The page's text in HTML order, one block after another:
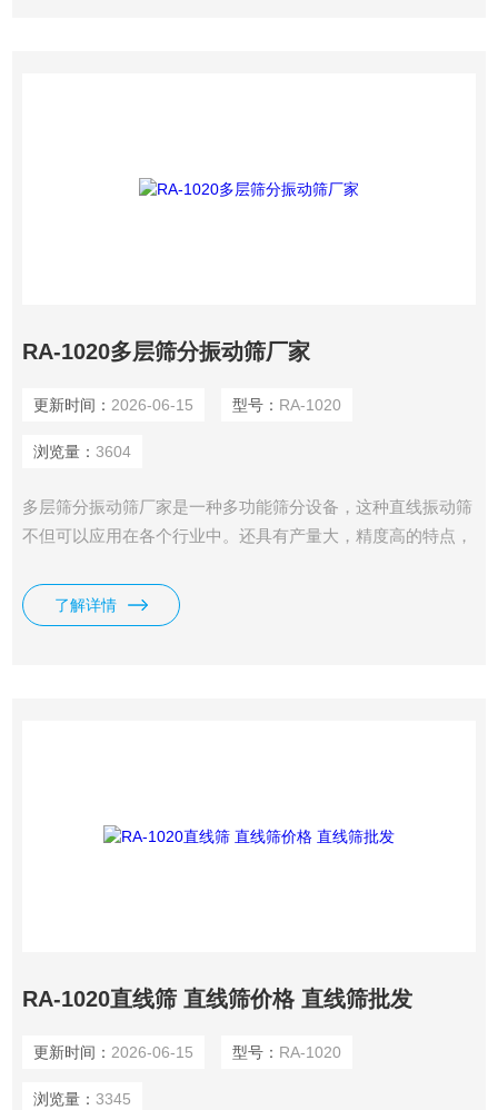
RA-1020多层筛分振动筛厂家
更新时间： 2026-06-15 型号： RA-1020
浏览量： 3604
多层筛分振动筛厂家是一种多功能筛分设备，这种直线振动筛
不但可以应用在各个行业中。还具有产量大，精度高的特点，
筛|直线筛|旋振筛
了解详情
RA-1020直线筛 直线筛价格 直线筛批发
更新时间： 2026-06-15 型号： RA-1020
浏览量： 3345